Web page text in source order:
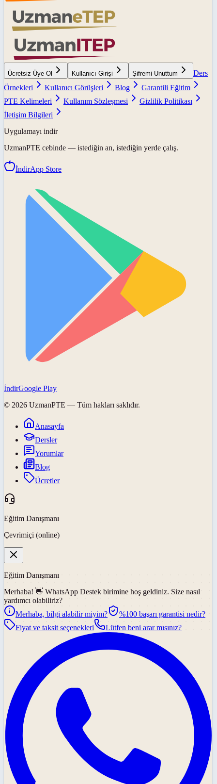
Ücretsiz Üye Ol Kullanıcı Girişi Şifremi Unuttum
Ders
Örnekleri
Kullanıcı Görüşleri Blog
Garantili Eğitim
PTE Kelimeleri
Kullanım Sözleşmesi
Gizlilik Politikası
İletişim Bilgileri
Uygulamayı indir
UzmanPTE cebinde — istediğin an, istediğin yerde çalış.
İndirApp Store
İndirGoogle Play
© 2026 UzmanPTE — Tüm hakları saklıdır.
Anasayfa
Dersler
Yorumlar
Blog
Ücretler
Eğitim Danışmanı
Çevrimiçi (online)
Eğitim Danışmanı
Merhaba! 👋 WhatsApp Destek birimine hoş geldiniz. Size nasıl
yardımcı olabiliriz?
Merhaba, bilgi alabilir miyim?
%100 başarı garantisi nedir?
Fiyat ve taksit seçenekleri
Lütfen beni arar mısınız?